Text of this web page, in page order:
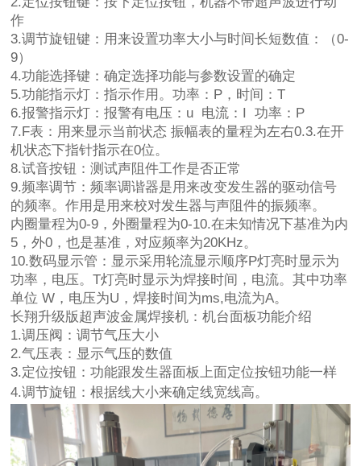
作
3.调节旋钮键：用来设置功率大小与时间长短数值：（0-
9）
4.功能选择键：确定选择功能与参数设置的确定
5.功能指示灯：指示作用。功率：P，时间：T
6.报警指示灯：报警有电压：u 电流：I 功率：P
7.F表：用来显示当前状态 振幅表的量程为左右0.3.在开
机状态下指针指示在0位。
8.试音按钮：测试声阻件工作是否正常
9.频率调节：频率调谐器是用来改变发生器的驱动信号
的频率。作用是用来校对发生器与声阻件的振频率。
内圈量程为0-9，外圈量程为0-10.在未知情况下基准为内
5，外0，也是基准，对应频率为20KHz。
10.数码显示管：显示采用轮流显示顺序P灯亮时显示为
功率，电压。T灯亮时显示为焊接时间，电流。其中功率
单位 W，电压为U，焊接时间为ms,电流为A。
长翔升级版超声波金属焊接机：机台面板功能介绍
1.调压阀：调节气压大小
2.气压表：显示气压的数值
3.定位按钮：功能跟发生器面板上面定位按钮功能一样
4.调节旋钮：根据线大小来确定线宽线高。